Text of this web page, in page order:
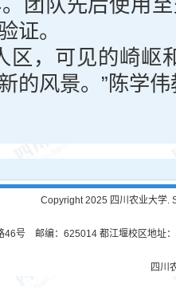
团队先后使用
证。
区，可见的崎岖
的风景。”陈学
Copyright 2025 四川农业大学.
46号 邮编：625014 都江堰校区地址
四川